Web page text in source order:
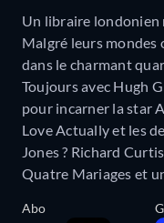
Un libraire londonien
Malgré leurs mondes
dans le charmant
Toujours avec Hugh
pour incarner la star
Love Actually et les
Jones ? Richard
Quatre Mariages et
Abo